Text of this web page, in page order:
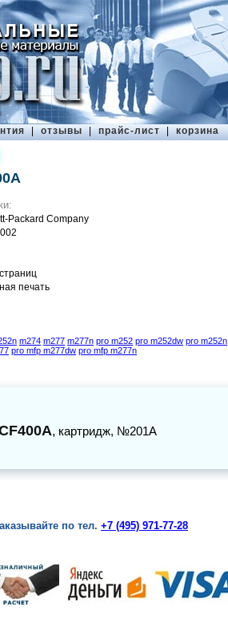
| отзывы | прайс-лист | корзина
Packard Company
печать
m274 m277 m277n pro m252 pro m252dw pro m252n
pro mfp m277dw pro mfp m277n
, картридж, №201A
по тел. +7 (495) 971-77-28